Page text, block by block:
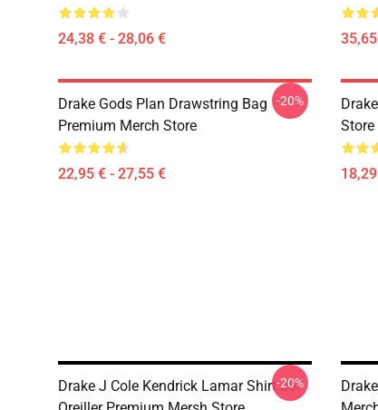
24,38 € - 28,06 €
Drake Gods Plan Drawstring Bag
Premium Merch Store
22,95 € - 27,55 €
-20%
Store
Drake J Cole Kendrick Lamar Shirt Jet
-20%